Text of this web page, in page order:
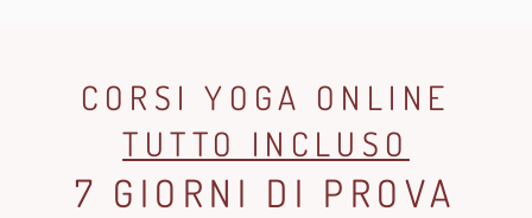
CORSI YOGA ONLINE
TUTTO INCLUSO
7 GIORNI DI PROVA